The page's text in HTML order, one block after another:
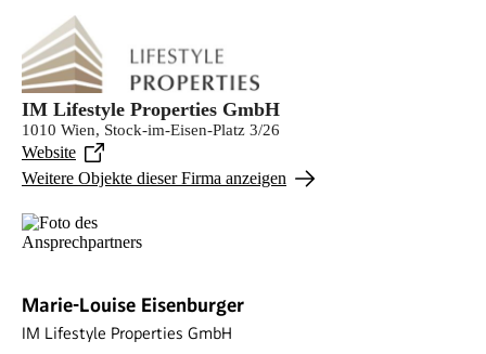
IM Lifestyle Properties GmbH
1010 Wien, Stock-im-Eisen-Platz 3/26
Website
Weitere Objekte dieser Firma anzeigen
Marie-Louise Eisenburger
IM Lifestyle Properties GmbH